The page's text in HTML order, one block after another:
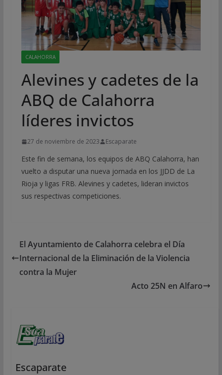
CALAHORRA
Alevines y cadetes de la
ABQ de Calahorra
líderes invictos
27 de noviembre de 2023 Escaparate
Este fin de semana, los equipos de ABQ Calahorra, han
vuelto a disputar una nueva jornada en los JJDD de La
Rioja y ligas FRB. Alevines y cadetes, lideran invictos
sus respectivas competiciones.
El Ayuntamiento de Calahorra celebra el Día
Internacional de la Eliminación de la Violencia
contra la Mujer
Acto 25N en Alfaro
Escaparate